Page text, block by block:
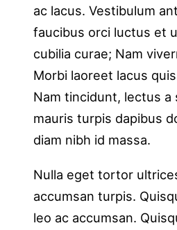
ac lacus. Vestibulum
faucibus orci luctus et
cubilia curae; Nam
Morbi laoreet lacus
Nam tincidunt, lectus a
mauris turpis dapibus
diam nibh id massa.
Nulla eget tortor
accumsan turpis.
leo ac accumsan.